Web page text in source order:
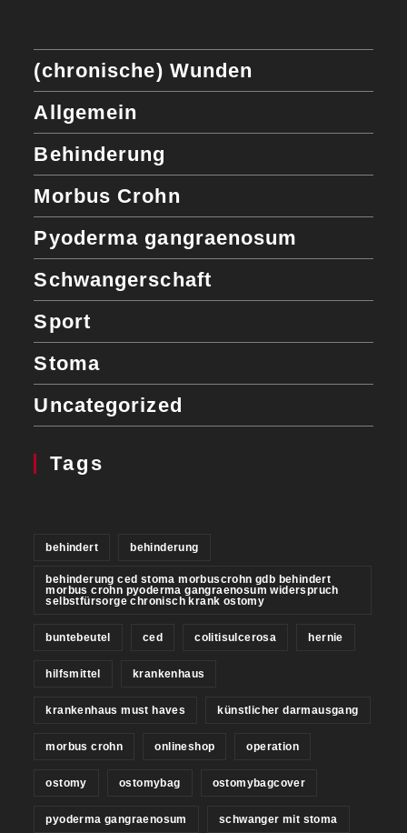
(chronische) Wunden
Allgemein
Behinderung
Morbus Crohn
Pyoderma gangraenosum
Schwangerschaft
Sport
Stoma
Uncategorized
Tags
behindert behinderung
behinderung ced stoma morbuscrohn gdb behindert
morbus crohn pyoderma gangraenosum widerspruch
selbstfürsorge chronisch krank ostomy
buntebeutel ced colitisulcerosa hernie
hilfsmittel krankenhaus
krankenhaus must haves künstlicher darmausgang
morbus crohn onlineshop operation
ostomy ostomybag ostomybagcover
pyoderma gangraenosum schwanger mit stoma